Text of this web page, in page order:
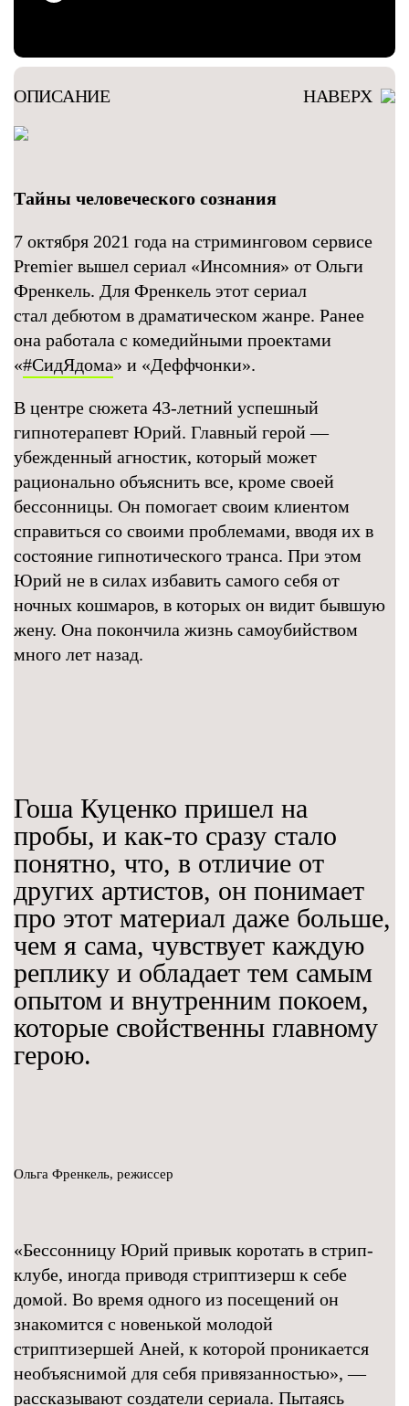
ОПИСАНИЕ НАВЕРХ
Тайны человеческого сознания
7 октября 2021 года на стриминговом сервисе
Premier вышел сериал «Инсомния» от Ольги
Френкель. Для Френкель этот сериал
стал дебютом в драматическом жанре. Ранее
она работала с комедийными проектами
«#CидЯдома» и «Деффчонки».
В центре сюжета 43-летний успешный
гипнотерапевт Юрий. Главный герой —
убежденный агностик, который может
рационально объяснить все, кроме своей
бессонницы. Он помогает своим клиентом
справиться со своими проблемами, вводя их в
состояние гипнотического транса. При этом
Юрий не в силах избавить самого себя от
ночных кошмаров, в которых он видит бывшую
жену. Она покончила жизнь самоубийством
много лет назад.
Гоша Куценко пришел на
пробы, и как-то сразу стало
понятно, что, в отличие от
других артистов, он понимает
про этот материал даже больше,
чем я сама, чувствует каждую
реплику и обладает тем самым
опытом и внутренним покоем,
которые свойственны главному
герою.
Ольга Френкель, режиссер
«Бессонницу Юрий привык коротать в стрип-
клубе, иногда приводя стриптизерш к себе
домой. Во время одного из посещений он
знакомится с новенькой молодой
стриптизершей Аней, к которой проникается
необъяснимой для себя привязанностью», —
рассказывают создатели сериала. Пытаясь